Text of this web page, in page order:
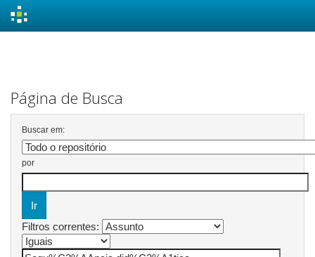
Página de Busca
Buscar em:
por
Filtros correntes: